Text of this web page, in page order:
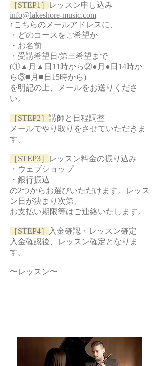
［STEP1］
レッスン申し込み
info@lakeshore-music.com
↑こちらのメールアドレスに、
・どのコースをご希望か
・お名前
・受講希望日/第三希望まで
(①▲月▲日11時から②●月●日14時か
ら③■月■日15時から)
を明記の上、メールをお送りくださ
い。
［STEP2］ 講師と日程調整
メールでやり取りをさせていただきま
す。
［STEP3］
レッスン料金の振り込み
・ウェブショップ
・銀行振込
の2つからお選びいただけます。レッス
ン日が決まり次第、
お支払い期限等はご連絡いたします。
［STEP4］
入金確認・レッスン確定
入金確認後、レッスン確定となりま
す。
〜レッスン〜